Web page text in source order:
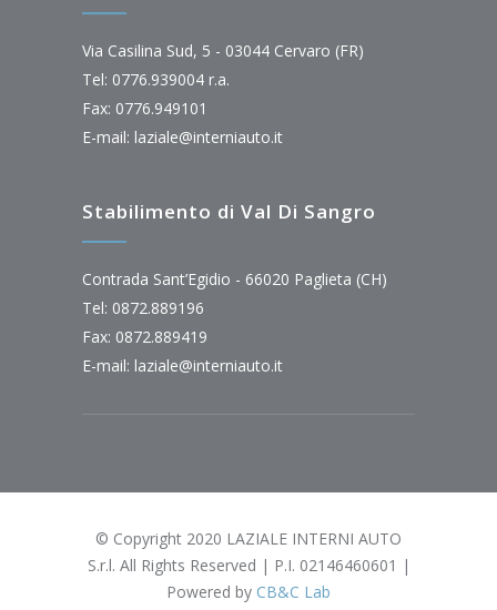
Via Casilina Sud, 5 - 03044 Cervaro (FR)
Tel: 0776.939004 r.a.
Fax: 0776.949101
E-mail: laziale@interniauto.it
Stabilimento di Val Di Sangro
Contrada Sant’Egidio - 66020 Paglieta (CH)
Tel: 0872.889196
Fax: 0872.889419
E-mail: laziale@interniauto.it
© Copyright 2020 LAZIALE INTERNI AUTO
S.r.l. All Rights Reserved | P.I. 02146460601 |
Powered by CB&C Lab